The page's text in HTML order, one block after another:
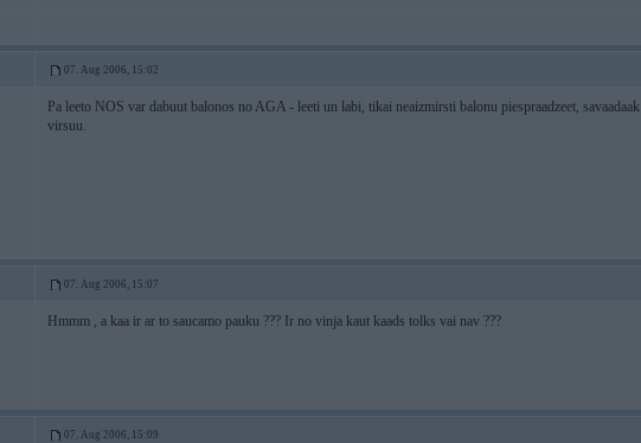
07. Aug 2006, 15:02
Pa leeto NOS var dabuut balonos no AGA - leeti un labi, tikai neaizmirsti balonu piespraadzeet,
virsuu.
07. Aug 2006, 15:07
Hmmm , a kaa ir ar to saucamo pauku ??? Ir no vinja kaut kaads tolks vai nav ???
07. Aug 2006, 15:09